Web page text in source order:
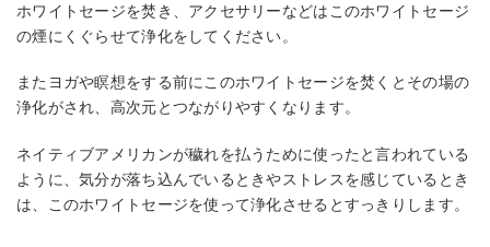
ホワイトセージを焚き、アクセサリーなどはこのホワイトセージ
の煙にくぐらせて浄化をしてください。
またヨガや瞑想をする前にこのホワイトセージを焚くとその場の
浄化がされ、高次元とつながりやすくなります。
ネイティブアメリカンが穢れを払うために使ったと言われている
ように、気分が落ち込んでいるときやストレスを感じているとき
は、このホワイトセージを使って浄化させるとすっきりします。